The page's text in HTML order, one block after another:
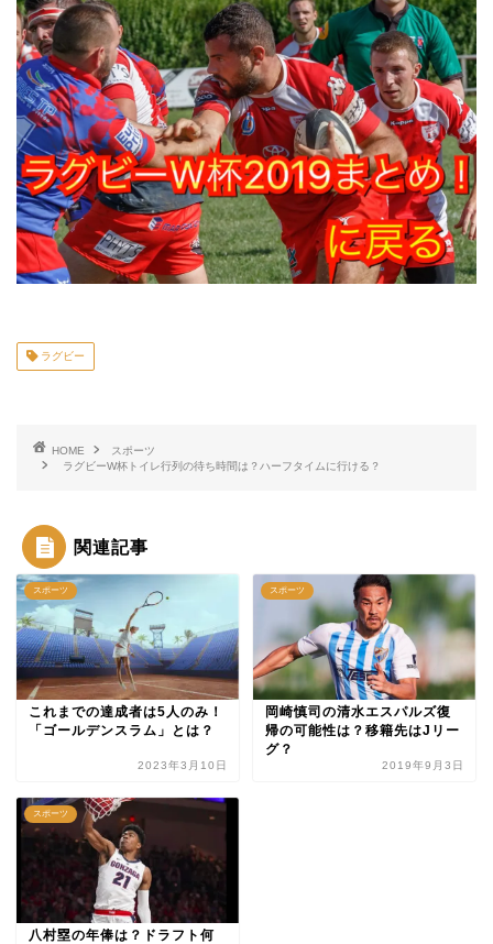
ラグビー
HOME
スポーツ
ラグビーW杯トイレ行列の待ち時間は？ハーフタイムに行ける？
関連記事
スポーツ
これまでの達成者は5人のみ！
「ゴールデンスラム」とは？
2023年3月10日
スポーツ
岡崎慎司の清水エスパルズ復
帰の可能性は？移籍先はJリー
グ？
2019年9月3日
スポーツ
八村塁の年俸は？ドラフト何